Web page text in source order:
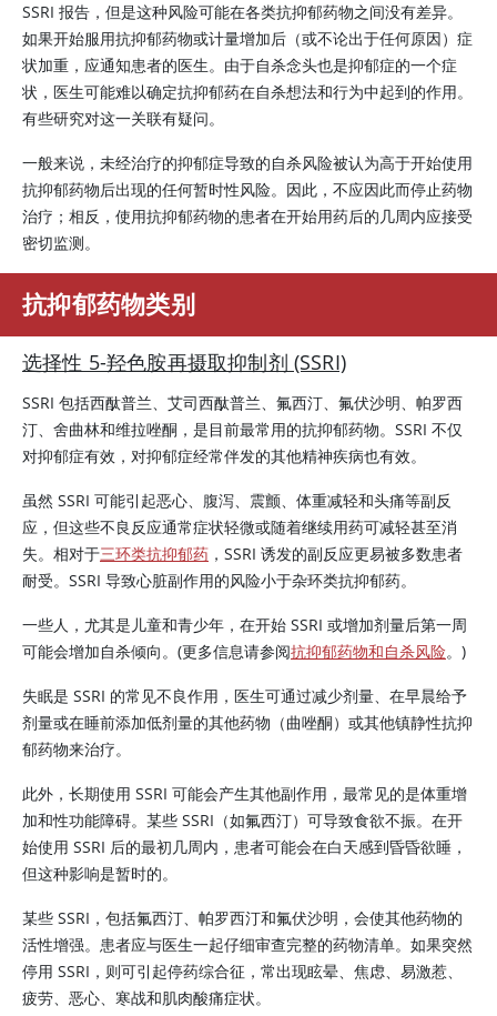
SSRI 报告，但是这种风险可能在各类抗抑郁药物之间没有差异。
如果开始服用抗抑郁药物或计量增加后（或不论出于任何原因）症
状加重，应通知患者的医生。由于自杀念头也是抑郁症的一个症
状，医生可能难以确定抗抑郁药在自杀想法和行为中起到的作用。
有些研究对这一关联有疑问。
一般来说，未经治疗的抑郁症导致的自杀风险被认为高于开始使用
抗抑郁药物后出现的任何暂时性风险。因此，不应因此而停止药物
治疗；相反，使用抗抑郁药物的患者在开始用药后的几周内应接受
密切监测。
抗抑郁药物类别
选择性 5-羟色胺再摄取抑制剂 (SSRI)
SSRI 包括西酞普兰、艾司西酞普兰、氟西汀、氟伏沙明、帕罗西
汀、舍曲林和维拉唑酮，是目前最常用的抗抑郁药物。SSRI 不仅
对抑郁症有效，对抑郁症经常伴发的其他精神疾病也有效。
虽然 SSRI 可能引起恶心、腹泻、震颤、体重减轻和头痛等副反
应，但这些不良反应通常症状轻微或随着继续用药可减轻甚至消
失。相对于三环类抗抑郁药 ，SSRI 诱发的副反应更易被多数患者
耐受。SSRI 导致心脏副作用的风险小于杂环类抗抑郁药。
一些人，尤其是儿童和青少年，在开始 SSRI 或增加剂量后第一周
可能会增加自杀倾向。(更多信息请参阅抗抑郁药物和自杀风险。)
失眠是 SSRI 的常见不良作用，医生可通过减少剂量、在早晨给予
剂量或在睡前添加低剂量的其他药物（曲唑酮）或其他镇静性抗抑
郁药物来治疗。
此外，长期使用 SSRI 可能会产生其他副作用，最常见的是体重增
加和性功能障碍。某些 SSRI（如氟西汀）可导致食欲不振。在开
始使用 SSRI 后的最初几周内，患者可能会在白天感到昏昏欲睡，
但这种影响是暂时的。
某些 SSRI，包括氟西汀、帕罗西汀和氟伏沙明，会使其他药物的
活性增强。患者应与医生一起仔细审查完整的药物清单。如果突然
停用 SSRI，则可引起停药综合征，常出现眩晕、焦虑、易激惹、
疲劳、恶心、寒战和肌肉酸痛症状。